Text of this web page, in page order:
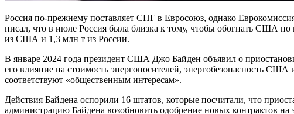
Россия по-прежнему поставляет СПГ в Евросоюз, однако
писал, что в июле Россия была близка к тому, чтобы обогнать США
из США и 1,3 млн т из России.
В январе 2024 года президент США Джо Байден объявил о
его влияние на стоимость энергоносителей, энергобезопасность
соответствуют «общественным интересам».
Действия Байдена оспорили 16 штатов, которые посчитали, что
администрацию Байдена возобновить одобрение новых контрактов на